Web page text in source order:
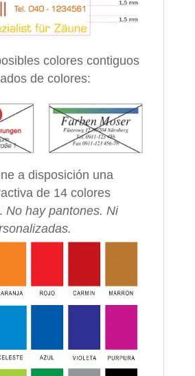
colores contiguos
de colores:
a disposición una
de 14 colores
No hay pantones. Ni